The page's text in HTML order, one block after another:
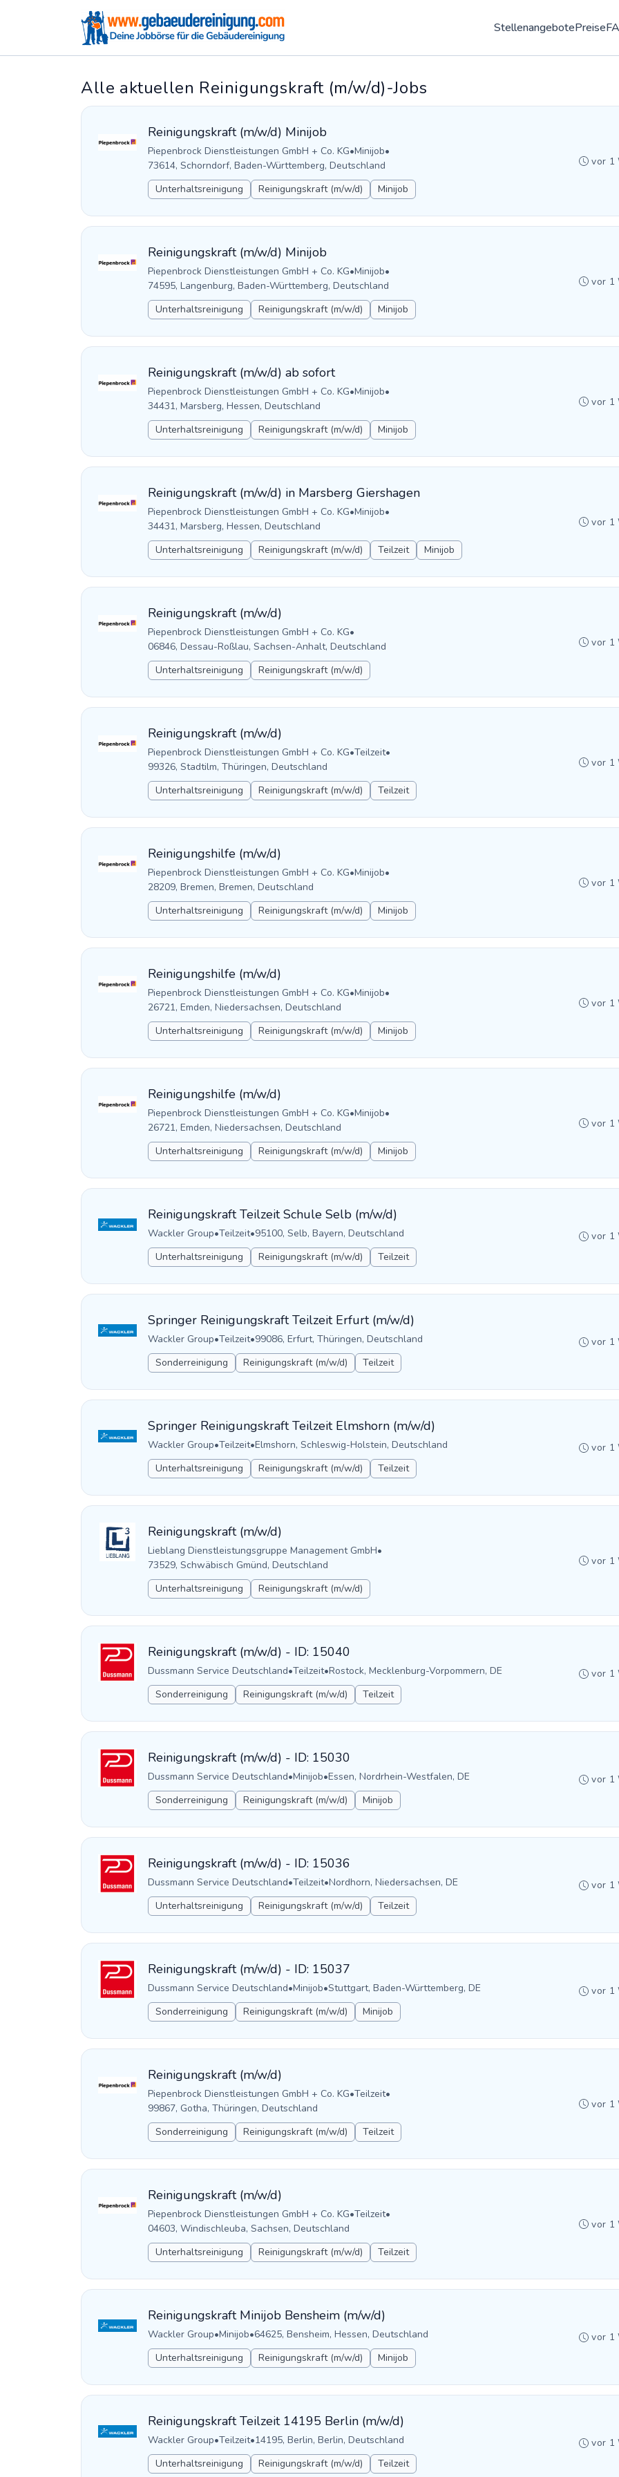
StellenangebotePreise
Alle aktuellen Reinigungskraft (m/w/d)-Jobs
Reinigungskraft (m/w/d) Minijob
Piepenbrock Dienstleistungen GmbH + Co. KG•Minijob•
73614, Schorndorf, Baden-Württemberg, Deutschland
Unterhaltsreinigung
Reinigungskraft (m/w/d) Minijob
vor 1
Reinigungskraft (m/w/d) Minijob
Piepenbrock Dienstleistungen GmbH + Co. KG•Minijob•
74595, Langenburg, Baden-Württemberg, Deutschland
Unterhaltsreinigung
Reinigungskraft (m/w/d) Minijob
vor 1
Reinigungskraft (m/w/d) ab sofort
Piepenbrock Dienstleistungen GmbH + Co. KG•Minijob•
34431, Marsberg, Hessen, Deutschland
Unterhaltsreinigung
Reinigungskraft (m/w/d) Minijob
vor 1
Reinigungskraft (m/w/d) in Marsberg Giershagen
Piepenbrock Dienstleistungen GmbH + Co. KG•Minijob•
34431, Marsberg, Hessen, Deutschland
Unterhaltsreinigung
Reinigungskraft (m/w/d) Teilzeit Minijob
vor 1
Reinigungskraft (m/w/d)
Piepenbrock Dienstleistungen GmbH + Co. KG•
06846, Dessau-Roßlau, Sachsen-Anhalt, Deutschland
Unterhaltsreinigung
Reinigungskraft (m/w/d)
vor 1
Reinigungskraft (m/w/d)
Piepenbrock Dienstleistungen GmbH + Co. KG•Teilzeit•
99326, Stadtilm, Thüringen, Deutschland
Unterhaltsreinigung
Reinigungskraft (m/w/d) Teilzeit
vor 1
Reinigungshilfe (m/w/d)
Piepenbrock Dienstleistungen GmbH + Co. KG•Minijob•
28209, Bremen, Bremen, Deutschland
Unterhaltsreinigung
Reinigungskraft (m/w/d) Minijob
vor 1
Reinigungshilfe (m/w/d)
Piepenbrock Dienstleistungen GmbH + Co. KG•Minijob•
26721, Emden, Niedersachsen, Deutschland
Unterhaltsreinigung
Reinigungskraft (m/w/d) Minijob
vor 1
Reinigungshilfe (m/w/d)
Piepenbrock Dienstleistungen GmbH + Co. KG•Minijob•
26721, Emden, Niedersachsen, Deutschland
Unterhaltsreinigung
Reinigungskraft (m/w/d) Minijob
vor 1
Reinigungskraft Teilzeit Schule Selb (m/w/d)
Wackler Group•Teilzeit•95100, Selb, Bayern, Deutschland
Unterhaltsreinigung
Reinigungskraft (m/w/d) Teilzeit
vor 1
Springer Reinigungskraft Teilzeit Erfurt (m/w/d)
Wackler Group•Teilzeit•99086, Erfurt, Thüringen, Deutschland
Sonderreinigung
Reinigungskraft (m/w/d) Teilzeit
vor 1
Springer Reinigungskraft Teilzeit Elmshorn (m/w/d)
Wackler Group•Teilzeit•Elmshorn, Schleswig-Holstein, Deutschland
Unterhaltsreinigung
Reinigungskraft (m/w/d) Teilzeit
vor 1
Reinigungskraft (m/w/d)
Lieblang Dienstleistungsgruppe Management GmbH•
73529, Schwäbisch Gmünd, Deutschland
Unterhaltsreinigung
Reinigungskraft (m/w/d)
vor 1
Reinigungskraft (m/w/d) - ID: 15040
Dussmann Service Deutschland•Teilzeit•Rostock, Mecklenburg-Vorpommern, DE
Sonderreinigung
Reinigungskraft (m/w/d) Teilzeit
vor 1
Reinigungskraft (m/w/d) - ID: 15030
Dussmann Service Deutschland•Minijob•Essen, Nordrhein-Westfalen, DE
Sonderreinigung
Reinigungskraft (m/w/d) Minijob
vor 1
Reinigungskraft (m/w/d) - ID: 15036
Dussmann Service Deutschland•Teilzeit•Nordhorn, Niedersachsen, DE
Unterhaltsreinigung
Reinigungskraft (m/w/d) Teilzeit
vor 1
Reinigungskraft (m/w/d) - ID: 15037
Dussmann Service Deutschland•Minijob•Stuttgart, Baden-Württemberg, DE
Sonderreinigung
Reinigungskraft (m/w/d) Minijob
vor 1
Reinigungskraft (m/w/d)
Piepenbrock Dienstleistungen GmbH + Co. KG•Teilzeit•
99867, Gotha, Thüringen, Deutschland
Sonderreinigung
Reinigungskraft (m/w/d) Teilzeit
vor 1
Reinigungskraft (m/w/d)
Piepenbrock Dienstleistungen GmbH + Co. KG•Teilzeit•
04603, Windischleuba, Sachsen, Deutschland
Unterhaltsreinigung
Reinigungskraft (m/w/d) Teilzeit
vor 1
Reinigungskraft Minijob Bensheim (m/w/d)
Wackler Group•Minijob•64625, Bensheim, Hessen, Deutschland
Unterhaltsreinigung
Reinigungskraft (m/w/d) Minijob
vor 1
Reinigungskraft Teilzeit 14195 Berlin (m/w/d)
Wackler Group•Teilzeit•14195, Berlin, Berlin, Deutschland
Unterhaltsreinigung
Reinigungskraft (m/w/d) Teilzeit
vor 1